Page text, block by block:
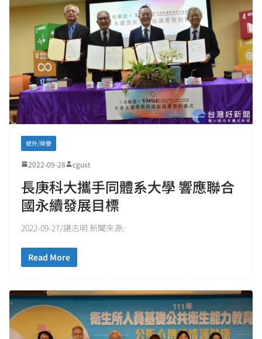
號外/榮譽
2022-09-28 cgust
長庚科大攜手同體系大學 響應聯合
國永續發展目標
2022-09-27/諶志明 新聞來源:
Read More